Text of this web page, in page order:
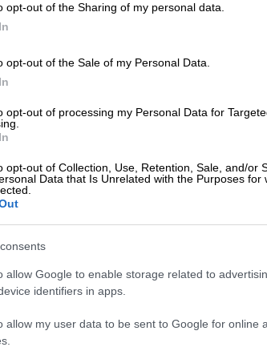
opt-out of the Sharing of my personal data.
opt-out of the Sale of my Personal Data.
opt-out of processing my Personal Data for
opt-out of Collection, Use, Retention, Sale, and/or
Data that Is Unrelated with the Purposes for
allow Google to enable storage related to
identifiers in apps.
allow my user data to be sent to Google for online
του μικρού Άγγελου:
στα Τίρανα – Η στιγμή που
Tώρα» οπατέρας του
σκέτο
«Δεν φερότανκαλάστονάντρα
στιγμή».